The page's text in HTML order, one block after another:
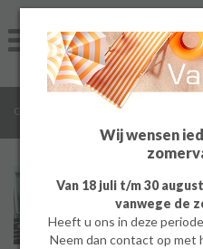
Wij wensen
Van 18 juli t/m 30
vanwege de
Heeft u ons in deze
Neem dan contact op met
Algemeen
Groep 8 Onderwijs